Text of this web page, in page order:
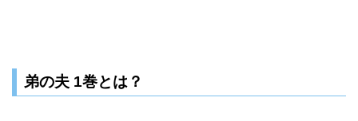
弟の夫 1巻とは？